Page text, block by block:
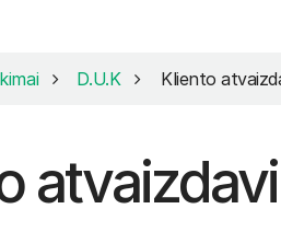
D.U.K Kliento